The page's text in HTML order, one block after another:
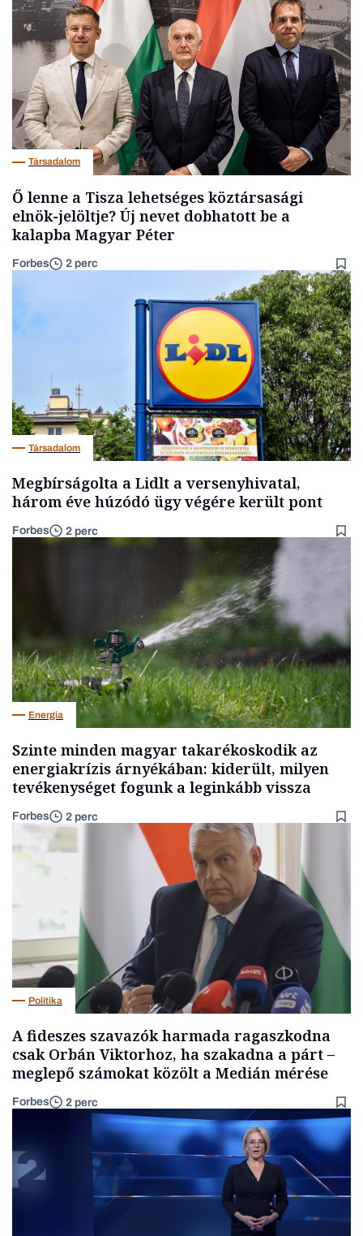
Társadalom
Ő lenne a Tisza lehetséges köztársasági
elnök-jelöltje? Új nevet dobhatott be a
kalapba Magyar Péter
Forbes 2 perc
Társadalom
Megbírságolta a Lidlt a versenyhivatal,
három éve húzódó ügy végére került pont
Forbes 2 perc
Energia
Szinte minden magyar takarékoskodik az
energiakrízis árnyékában: kiderült, milyen
tevékenységet fogunk a leginkább vissza
Forbes 2 perc
Politika
A fideszes szavazók harmada ragaszkodna
csak Orbán Viktorhoz, ha szakadna a párt –
meglepő számokat közölt a Medián mérése
Forbes 2 perc